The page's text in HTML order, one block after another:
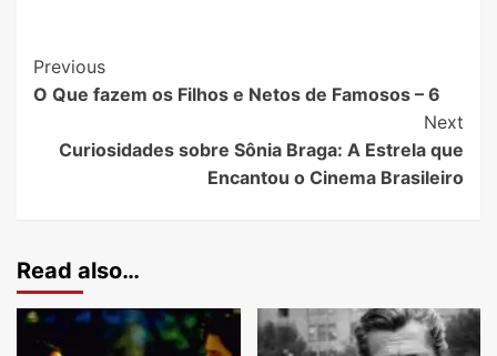
Previous
O Que fazem os Filhos e Netos de Famosos – 6
Next
Curiosidades sobre Sônia Braga: A Estrela que
Encantou o Cinema Brasileiro
Read also…